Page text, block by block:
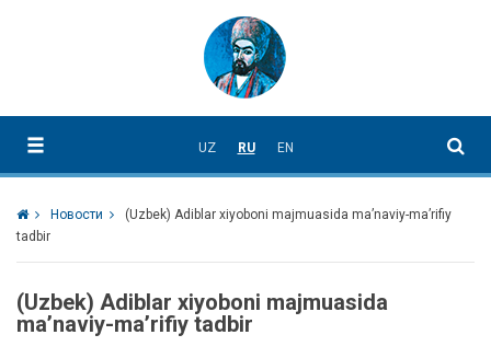
UZ RU EN
Новости
(Uzbek) Adiblar xiyoboni majmuasida ma’naviy-maʼrifiy
tadbir
(Uzbek) Adiblar xiyoboni majmuasida
ma’naviy-maʼrifiy tadbir